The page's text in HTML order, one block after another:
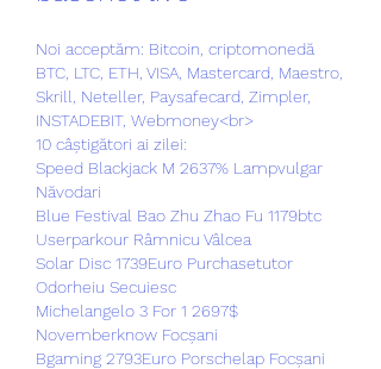
Noi acceptăm: Bitcoin, criptomonedă
BTC, LTC, ETH, VISA, Mastercard, Maestro,
Skrill, Neteller, Paysafecard, Zimpler,
INSTADEBIT, Webmoney<br>
10 câștigători ai zilei:
Speed Blackjack M 2637% Lampvulgar
Năvodari
Blue Festival Bao Zhu Zhao Fu 1179btc
Userparkour Râmnicu Vâlcea
Solar Disc 1739Euro Purchasetutor
Odorheiu Secuiesc
Michelangelo 3 For 1 2697$
Novemberknow Focșani
Bgaming 2793Euro Porschelap Focșani